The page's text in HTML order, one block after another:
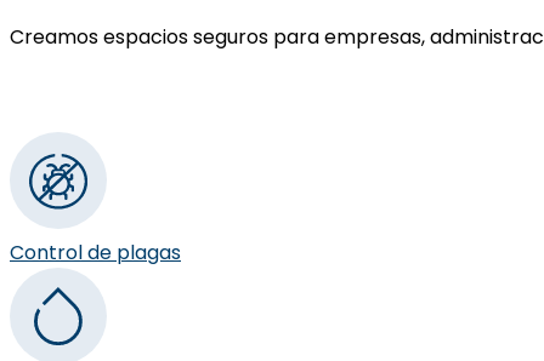
Creamos espacios seguros para empresas,
Control de plagas